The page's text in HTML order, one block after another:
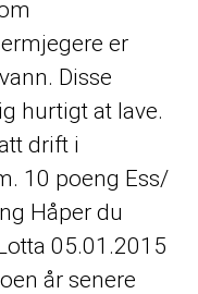
er
Disse
hurtigt at lave.
drift i
10 poeng Ess/
Håper du
05.01.2015
år senere